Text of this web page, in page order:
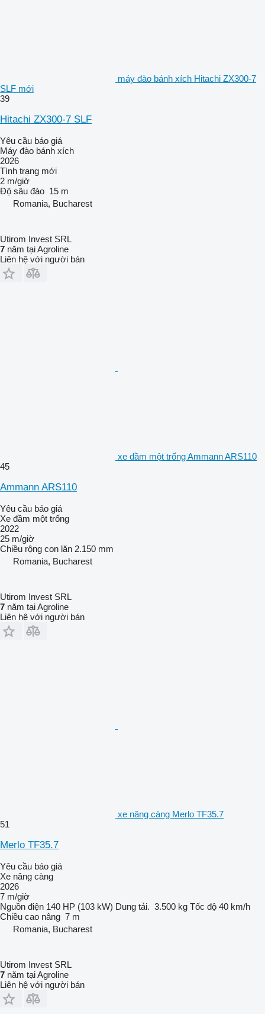
máy đào bánh xích Hitachi ZX300-7
SLF mới
39
Hitachi ZX300-7 SLF
Yêu cầu báo giá
Máy đào bánh xích
2026
Tình trạng mới
2 m/giờ
Độ sâu đào 15 m
Romania, Bucharest
Utirom Invest SRL
7 năm tại Agroline
Liên hệ với người bán
xe đầm một trống Ammann ARS110
45
Ammann ARS110
Yêu cầu báo giá
Xe đầm một trống
2022
25 m/giờ
Chiều rộng con lăn 2.150 mm
Romania, Bucharest
Utirom Invest SRL
7 năm tại Agroline
Liên hệ với người bán
xe nâng càng Merlo TF35.7
51
Merlo TF35.7
Yêu cầu báo giá
Xe nâng càng
2026
7 m/giờ
Nguồn điện 140 HP (103 kW) Dung tải. 3.500 kg Tốc độ 40 km/h
Chiều cao nâng 7 m
Romania, Bucharest
Utirom Invest SRL
7 năm tại Agroline
Liên hệ với người bán